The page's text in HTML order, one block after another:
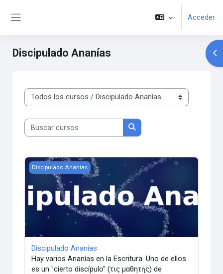
Acceder
Discipulado Ananías
Categorías
Buscar cursos
Buscar cursos
Discipulado Ananías
Discipulado Ananías
Discipulado Ananías
Hay varios Ananías en la Escritura. Uno de ellos
es un "cierto discípulo" (τις μαθητὴς) de